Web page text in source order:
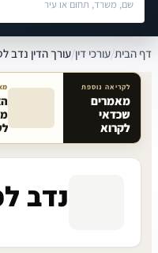
חיפוש לפי שם, משרד, תחום
דף הבית/עורכי דין/עורך הדין נדב
מאמרים קשורים באתר
לקריאה נוספת
מאמרים
שכדאי
לקרוא
נדב